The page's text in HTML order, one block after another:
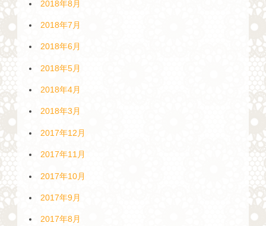
2018年8月
2018年7月
2018年6月
2018年5月
2018年4月
2018年3月
2017年12月
2017年11月
2017年10月
2017年9月
2017年8月